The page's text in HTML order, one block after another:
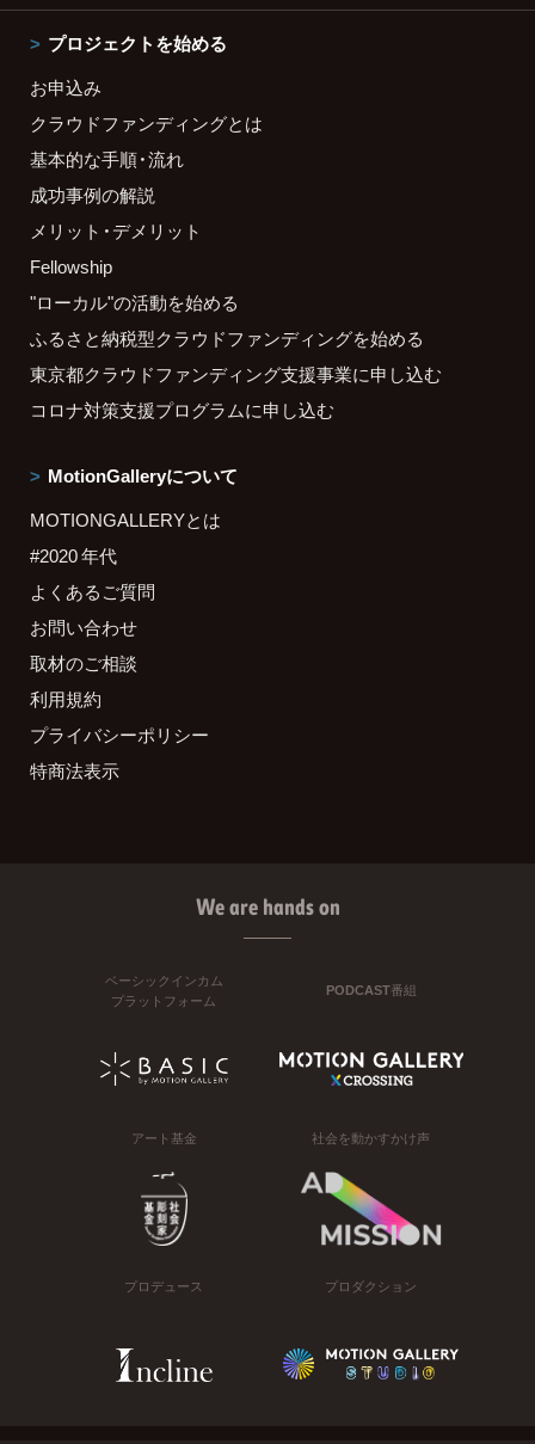
プロジェクトを始める
お申込み
クラウドファンディングとは
基本的な手順・流れ
成功事例の解説
メリット・デメリット
Fellowship
"ローカル"の活動を始める
ふるさと納税型クラウドファンディングを始める
東京都クラウドファンディング支援事業に申し込む
コロナ対策支援プログラムに申し込む
MotionGalleryについて
MOTIONGALLERYとは
#2020 年代
よくあるご質問
お問い合わせ
取材のご相談
利用規約
プライバシーポリシー
特商法表示
We are hands on
ベーシックインカム
プラットフォーム
PODCAST番組
アート基金 社会を動かすかけ声
プロデュース プロダクション